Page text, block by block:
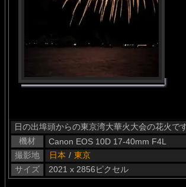
日の出埠頭からの東京湾大華火大会の花火です
機材
Canon EOS 10D 17-40mm F4L
撮影地
日本 / 東京
サイズ
2021 x 2856ピクセル